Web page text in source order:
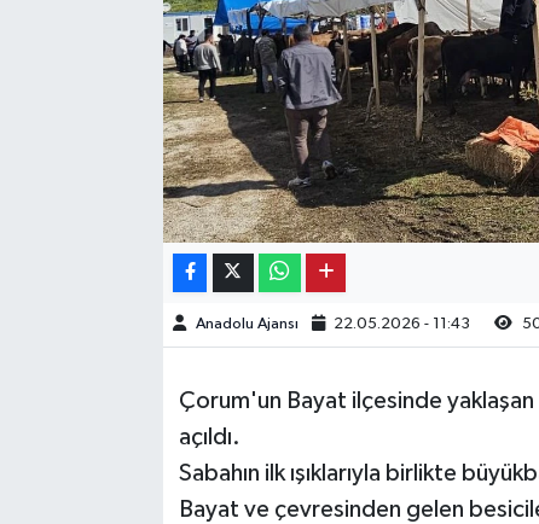
Anadolu Ajansı 22.05.2026 - 11:43
Çorum'un Bayat ilçesinde yaklaşan
açıldı.
Sabahın ilk ışıklarıyla birlikte
Bayat ve çevresinden gelen
Osmancık